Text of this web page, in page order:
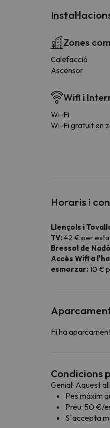
Zones
Calefacció
Ascensor
Wifi i
Wi-Fi
Wi-Fi gratuit en
Horaris i
Llençols i
TV:42 € per
Bressol de
Accés Wifi a
esmorzar:10 €
Hi ha
Condicions
Genial! Aquest
Pes màxim
Preu: 50 €/
S´accepta